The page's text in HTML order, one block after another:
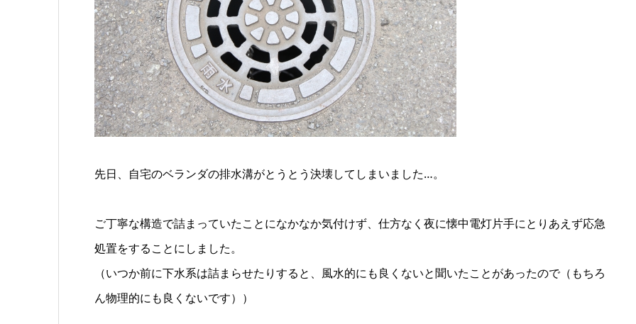
先日、自宅のベランダの排水溝がとうとう決壊してしまいました…。
ご丁寧な構造で詰まっていたことになかなか気付けず、仕方なく夜に懐中電灯片手にとりあえず応急
処置をすることにしました。
（いつか前に下水系は詰まらせたりすると、風水的にも良くないと聞いたことがあったので（もちろ
ん物理的にも良くないです））